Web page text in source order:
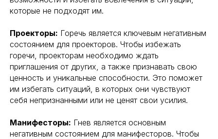
которые не подходят им.
Проекторы: Горечь является ключевым негативным
состоянием для проекторов. Чтобы избежать
горечи, проекторам необходимо ждать
приглашения от других, а также признавать свою
ценность и уникальные способности. Это поможет
им избегать ситуаций, в которых они чувствуют
себя непризнанными или не ценят свои усилия.
Манифесторы: Гнев является основным
негативным состоянием для манифесторов. Чтобы